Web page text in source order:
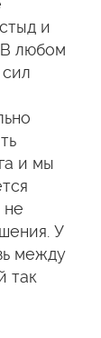
и
В любом
и мы
не
У
между
так